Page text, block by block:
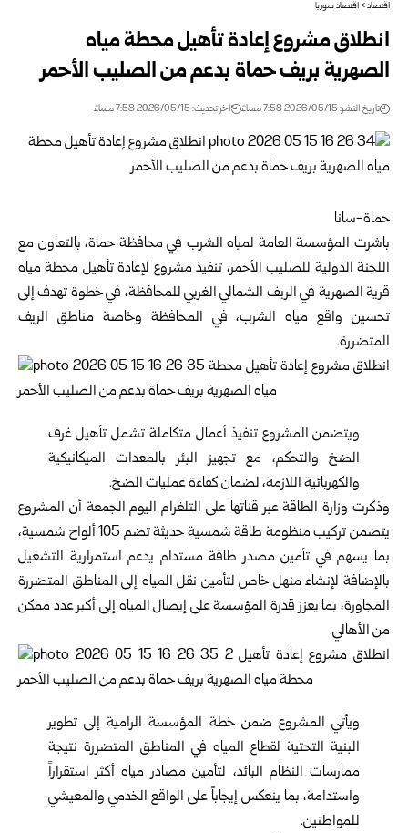
اقتصاد>اقتصاد سوريا
انطلاق مشروع إعادة تأهيل محطة مياه
الصهرية بريف حماة بدعم من الصليب الأحمر
تاريخ النشر: 2026/05/15 7:58 مساءً اخر تحديث: 2026/05/15 7:58 مساءً
حماة-سانا
باشرت المؤسسة العامة لمياه الشرب في محافظة حماة، بالتعاون مع
اللجنة الدولية للصليب الأحمر، تنفيذ مشروع لإعادة تأهيل محطة مياه
قرية الصهرية فيالريف الشمالي الغربي للمحافظة، في خطوة تهدف إلى
تحسين واقع مياه الشرب، في المحافظة وخاصة مناطق الريف
المتضررة.
ويتضمن المشروع تنفيذ أعمال متكاملة تشمل تأهيل غرف
الضخ والتحكم، مع تجهيز البئر بالمعدات الميكانيكية
والكهربائية اللازمة، لضمان كفاءة عمليات الضخ.
وذكرت وزارة الطاقة عبر قناتها على التلغرام اليوم الجمعة أن المشروع
يتضمن تركيب منظومة طاقة شمسية حديثة تضم 105 ألواح شمسية،
بما يسهم في تأمين مصدر طاقة مستدام يدعم استمرارية التشغيل
بالإضافة لإنشاء منهل خاص لتأمين نقل المياه إلى المناطق المتضررة
المجاورة، بما يعزز قدرة المؤسسة على إيصال المياه إلى أكبر عدد ممكن
من الأهالي.
ويأتي المشروع ضمن خطة المؤسسة الرامية إلى تطوير
البنية التحتية لقطاع المياه في المناطق المتضررة نتيجة
ممارسات النظام البائد، لتأمين مصادر مياه أكثر استقراراً
واستدامة، بما ينعكس إيجاباً على الواقع الخدمي والمعيشي
للمواطنين.